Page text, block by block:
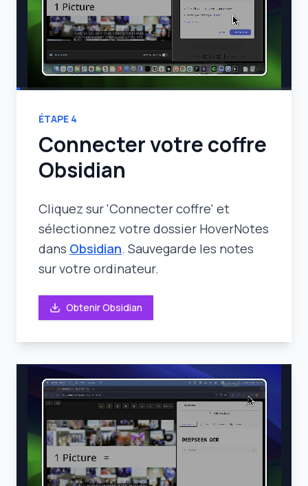
ÉTAPE 4
Connecter votre coffre
Obsidian
Cliquez sur 'Connecter coffre' et
sélectionnez votre dossier HoverNotes
dans Obsidian. Sauvegarde les notes
sur votre ordinateur.
Obtenir Obsidian